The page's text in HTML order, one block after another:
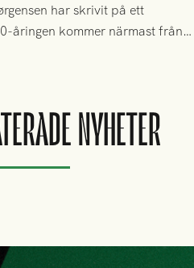
har skrivit på ett
åringen kommer närmast från
NYHETER